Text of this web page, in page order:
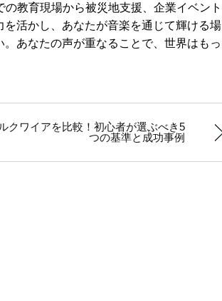
教育現場から被災地支援、企業イベント
活かし、あなたが音楽を通じて輝ける場
あなたの声が重なることで、世界はもっ
クワイアを比較！初心者が選ぶべき5
つの基準と成功事例